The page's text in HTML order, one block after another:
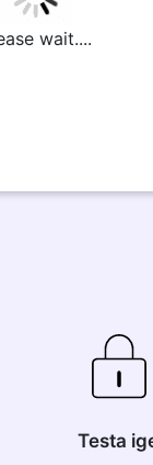
wait....
Testa